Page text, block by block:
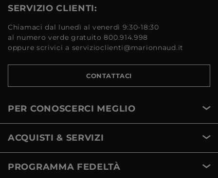
SERVIZIO CLIENTI:
Chiamaci dal lunedì al venerdì 9:30-18:30
al numero verde gratuito 800.914.998
oppure scrivici a servizioclienti@marionnaud.it
CONTATTACI
PER CONOSCERCI MEGLIO
ACQUISTI & SERVIZI
PROGRAMMA FEDELTÀ